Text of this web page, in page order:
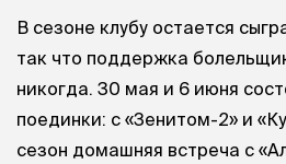
В сезоне клубу остается
так что поддержка
никогда. 30 мая и 6 июня
поединки: с «Зенитом-2» и
сезон домашняя встреча с